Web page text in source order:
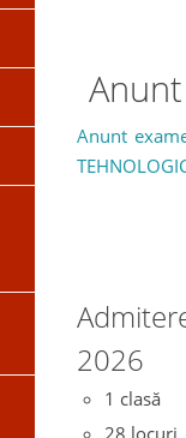
Anunt
2026
1 clasă
28 locuri